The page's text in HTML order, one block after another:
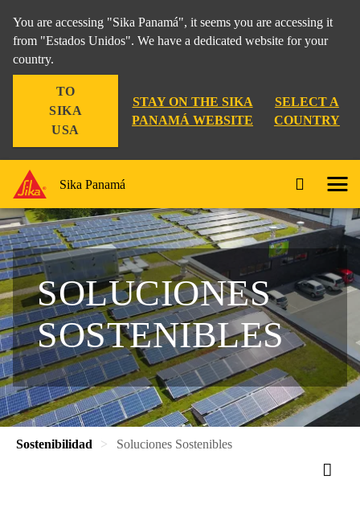
You are accessing "Sika Panamá", it seems you are accessing it
from "Estados Unidos". We have a dedicated website for your
country.
TO
SIKA
USA
STAY ON THE SIKA
PANAMÁ WEBSITE
SELECT A
COUNTRY
Sika Panamá
SOLUCIONES
SOSTENIBLES
Sostenibilidad Soluciones Sostenibles